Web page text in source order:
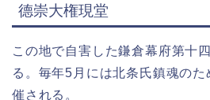
德崇大権現堂
この地で自害した鎌倉幕府第十
る。毎年5月には北条氏鎮魂の
催される。